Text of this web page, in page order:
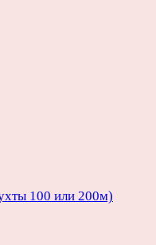
100 или 200м)